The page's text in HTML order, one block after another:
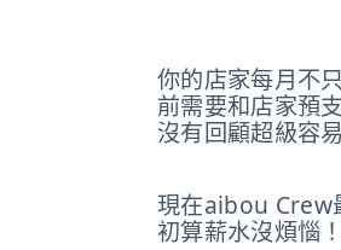
你的店家每月不
前需要和店家預
沒有回顧超級容
現在aibou Crew
初算薪水沒煩惱！